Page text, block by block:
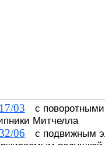
03 с поворотными
Митчелла
06 с подвижным